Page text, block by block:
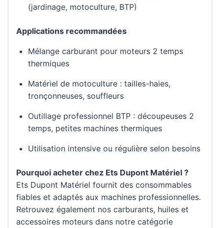
(jardinage, motoculture, BTP)
Applications recommandées
Mélange carburant pour moteurs 2 temps
thermiques
Matériel de motoculture : tailles-haies,
tronçonneuses, souffleurs
Outillage professionnel BTP : découpeuses 2
temps, petites machines thermiques
Utilisation intensive ou régulière selon besoins
Pourquoi acheter chez Ets Dupont Matériel ?
Ets Dupont Matériel fournit des consommables
fiables et adaptés aux machines professionnelles.
Retrouvez également nos carburants, huiles et
accessoires moteurs dans notre catégorie